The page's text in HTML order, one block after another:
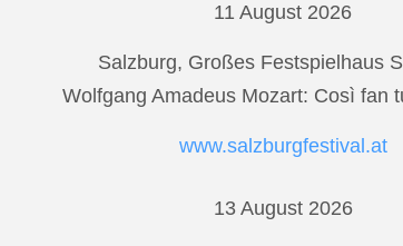
11 August 2026
Salzburg, Großes Festspielhaus
Wolfgang Amadeus Mozart: Così fan
www.salzburgfestival.at
13 August 2026